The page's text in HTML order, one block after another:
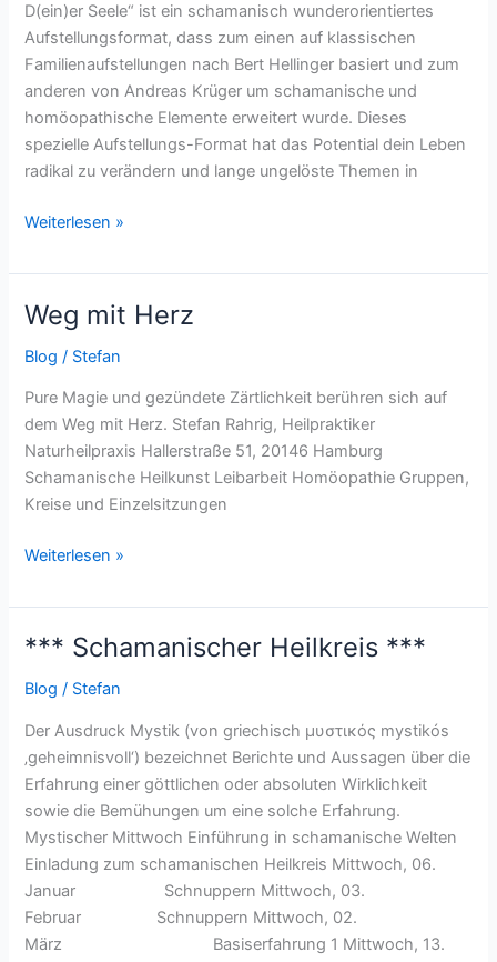
D(ein)er Seele“ ist ein schamanisch wunderorientiertes
Aufstellungsformat, dass zum einen auf klassischen
Familienaufstellungen nach Bert Hellinger basiert und zum
anderen von Andreas Krüger um schamanische und
homöopathische Elemente erweitert wurde. Dieses
spezielle Aufstellungs-Format hat das Potential dein Leben
radikal zu verändern und lange ungelöste Themen in
Weiterlesen »
Weg mit Herz
Blog / Stefan
Pure Magie und gezündete Zärtlichkeit berühren sich auf
dem Weg mit Herz. Stefan Rahrig, Heilpraktiker
Naturheilpraxis Hallerstraße 51, 20146 Hamburg
Schamanische Heilkunst Leibarbeit Homöopathie Gruppen,
Kreise und Einzelsitzungen
Weg
Herz
Weiterlesen »
*** Schamanischer Heilkreis ***
Blog / Stefan
Der Ausdruck Mystik (von griechisch μυστικός mystikós
‚geheimnisvoll‘) bezeichnet Berichte und Aussagen über die
Erfahrung einer göttlichen oder absoluten Wirklichkeit
sowie die Bemühungen um eine solche Erfahrung.
Mystischer Mittwoch Einführung in schamanische Welten
Einladung zum schamanischen Heilkreis Mittwoch, 06.
Januar Schnuppern Mittwoch, 03.
Februar Schnuppern Mittwoch, 02.
März Basiserfahrung 1 Mittwoch, 13.
***
Heilkreis
***